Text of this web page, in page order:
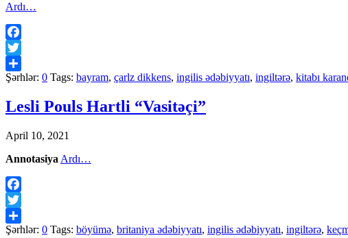
Ardı…
Facebook
Twitter
Share
Şərhlər: 0 Tags: bayram, çarlz dikkens, ingilis ədəbiyyatı, ingiltərə, kitabı
Lesli Pouls Hartli “Vasitəçi”
April 10, 2021
Annotasiya Ardı…
Facebook
Twitter
Share
Şərhlər: 0 Tags: böyümə, britaniya ədəbiyyatı, ingilis ədəbiyyatı, ingiltərə,